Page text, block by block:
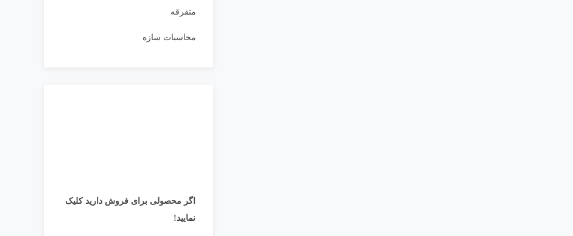
متفرقه
محاسبات سازه
اگر محصولی برای فروش دارید کلیک
نمایید!